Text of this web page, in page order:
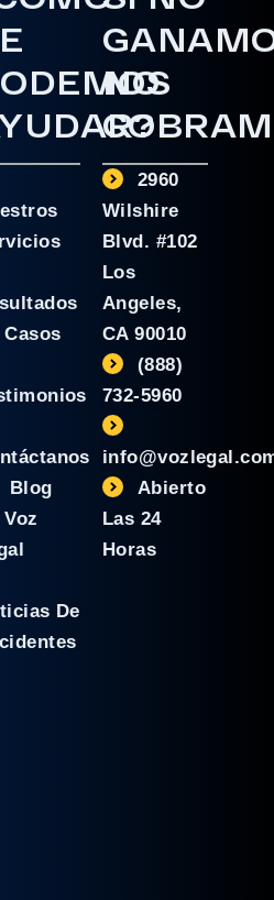
Casos
Blog
Voz
De
NO
2960
Wilshire
Blvd. #102
Los
Angeles,
CA 90010
(888)
732-5960
Abierto
Las 24
Horas